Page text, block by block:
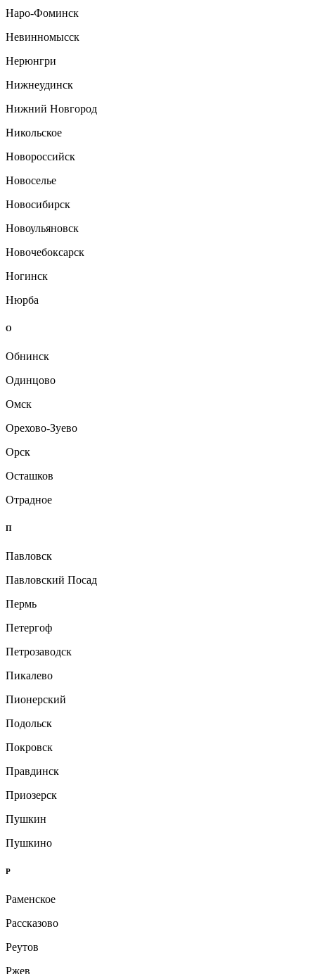
Наро-Фоминск
Невинномысск
Нерюнгри
Нижнеудинск
Нижний Новгород
Никольское
Новороссийск
Новоселье
Новосибирск
Новоульяновск
Новочебоксарск
Ногинск
Нюрба
О
Обнинск
Одинцово
Омск
Орехово-Зуево
Орск
Осташков
Отрадное
П
Павловск
Павловский Посад
Пермь
Петергоф
Петрозаводск
Пикалево
Пионерский
Подольск
Покровск
Правдинск
Приозерск
Пушкин
Пушкино
Р
Раменское
Рассказово
Реутов
Ржев